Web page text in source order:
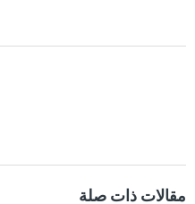
مقالات ذات صلة